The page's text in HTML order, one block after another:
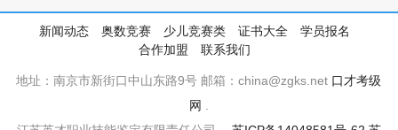
新闻动态 奥数竞赛 少儿竞赛类 证书大全
学员报名
合作加盟
联系我们
地址：南京市新街口中山东路9号 邮箱：china@zgks.net 口才考级
网